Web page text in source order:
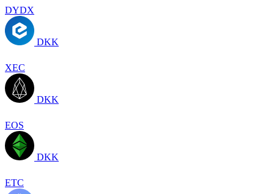
DYDX
DKK
XEC
DKK
EOS
DKK
ETC